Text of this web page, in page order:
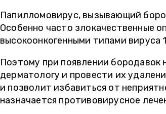
Папилломовирус, вызывающий
Особенно часто злокачественные
высокоонкогенными типами вируса
Поэтому при появлении бородавок
дерматологу и провести их
и позволит избавиться от
назначается противовирусное